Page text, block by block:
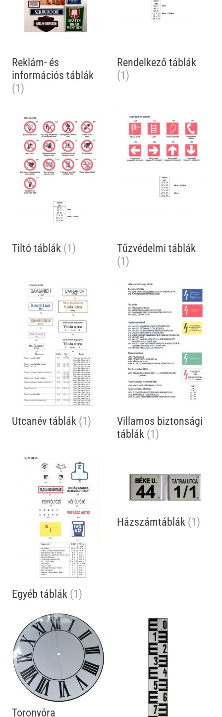
Reklám- és
információs táblák
(1)
Rendelkező táblák
(1)
Tiltó táblák (1)
Tűzvédelmi táblák
(1)
Utcanév táblák (1)
Villamos biztonsági
táblák (1)
Egyéb táblák (1)
Házszámtáblák (1)
Toronyóra